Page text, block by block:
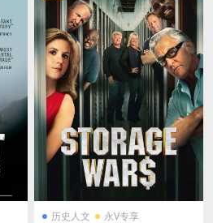
历史人文 永V专享